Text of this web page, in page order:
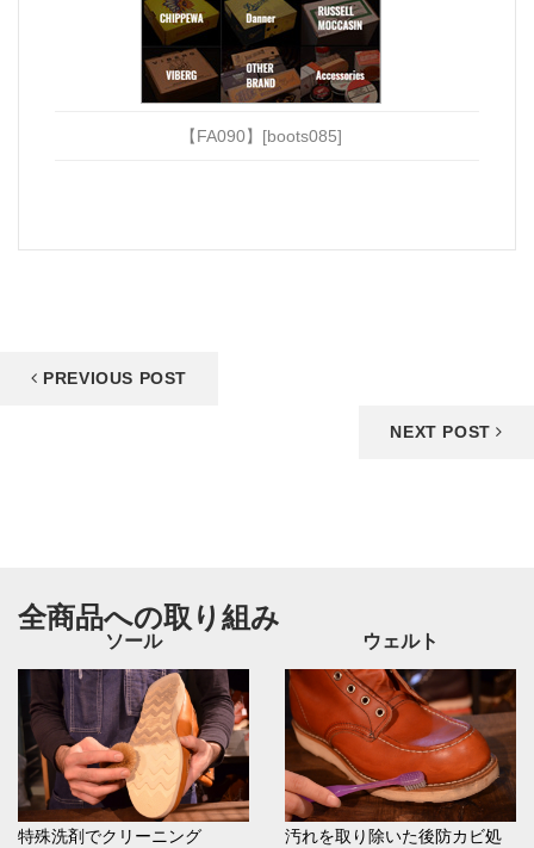
【FA090】[boots085]
PREVIOUS POST
NEXT POST
全商品への取り組み
ソール
特殊洗剤でクリーニング
ウェルト
汚れを取り除いた後防カビ処